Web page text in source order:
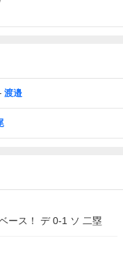
渡邉
ース！ デ 0-1 ソ 二塁